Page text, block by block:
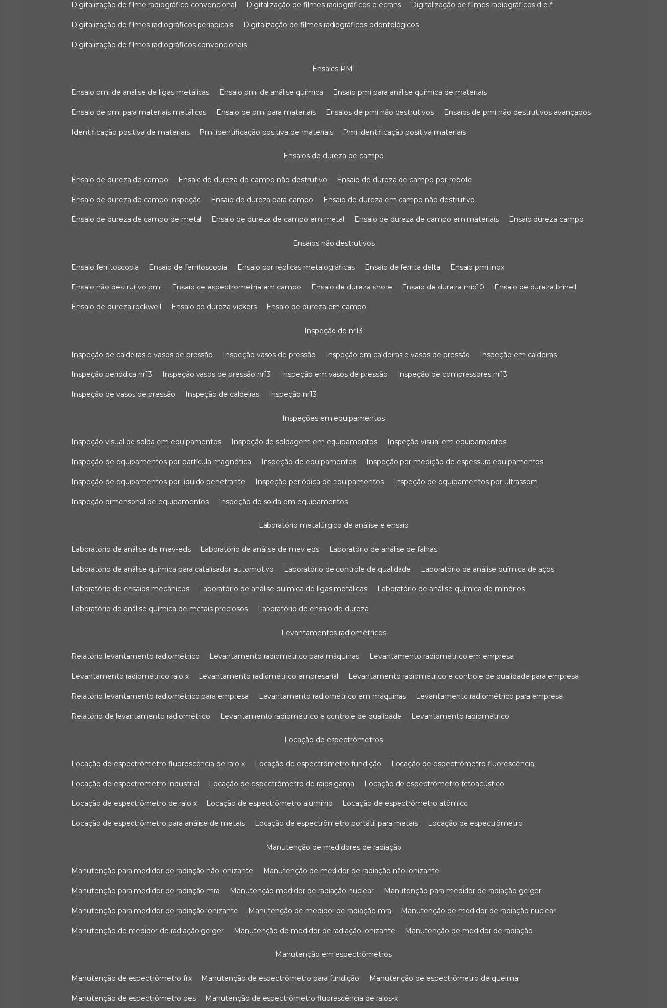
digitalização de filme radiográfico convencional digitalização de filmes radiográficos e ecrans digitalização de filmes radiográficos d e f
digitalização de filmes radiográficos periapicais digitalização de filmes radiográficos odontológicos
digitalização de filmes radiográficos convencionais
ensaios PMI
ensaio pmi de análise de ligas metálicas ensaio pmi de análise química ensaio pmi para análise química de materiais
ensaio de pmi para materiais metálicos ensaio de pmi para materiais ensaios de pmi não destrutivos ensaios de pmi não destrutivos avançados
identificação positiva de materiais pmi identificação positiva de materiais pmi identificação positiva materiais
ensaios de dureza de campo
ensaio de dureza de campo ensaio de dureza de campo não destrutivo ensaio de dureza de campo por rebote
ensaio de dureza de campo inspeção ensaio de dureza para campo ensaio de dureza em campo não destrutivo
ensaio de dureza de campo de metal ensaio de dureza de campo em metal ensaio de dureza de campo em materiais ensaio dureza campo
ensaios não destrutivos
ensaio ferritoscopia ensaio de ferritoscopia ensaio por réplicas metalográficas ensaio de ferrita delta ensaio pmi inox
ensaio não destrutivo pmi ensaio de espectrometria em campo ensaio de dureza shore ensaio de dureza mic10 ensaio de dureza brinell
ensaio de dureza rockwell ensaio de dureza vickers ensaio de dureza em campo
inspeção de nr13
inspeção de caldeiras e vasos de pressão inspeção vasos de pressão inspeção em caldeiras e vasos de pressão inspeção em caldeiras
inspeção periódica nr13 inspeção vasos de pressão nr13 inspeção em vasos de pressão inspeção de compressores nr13
inspeção de vasos de pressão inspeção de caldeiras inspeção nr13
inspeções em equipamentos
inspeção visual de solda em equipamentos inspeção de soldagem em equipamentos inspeção visual em equipamentos
inspeção de equipamentos por partícula magnética inspeção de equipamentos inspeção por medição de espessura equipamentos
inspeção de equipamentos por liquido penetrante inspeção periódica de equipamentos inspeção de equipamentos por ultrassom
inspeção dimensonal de equipamentos inspeção de solda em equipamentos
laboratório metalúrgico de análise e ensaio
laboratório de análise de mev-eds laboratório de análise de mev eds laboratório de análise de falhas
laboratório de análise química para catalisador automotivo laboratório de controle de qualidade laboratório de análise química de aços
laboratório de ensaios mecânicos laboratório de análise química de ligas metálicas laboratório de análise química de minérios
laboratório de análise química de metais preciosos laboratório de ensaio de dureza
levantamentos radiométricos
relatório levantamento radiométrico levantamento radiométrico para máquinas levantamento radiométrico em empresa
levantamento radiométrico raio x levantamento radiométrico empresarial levantamento radiométrico e controle de qualidade para empresa
relatório levantamento radiométrico para empresa levantamento radiométrico em máquinas levantamento radiométrico para empresa
relatório de levantamento radiométrico levantamento radiométrico e controle de qualidade levantamento radiométrico
locação de espectrômetros
locação de espectrômetro fluorescência de raio x locação de espectrômetro fundição locação de espectrômetro fluorescência
locação de espectrometro industrial locação de espectrômetro de raios gama locação de espectrômetro fotoacústico
locação de espectrômetro de raio x locação de espectrômetro alumínio locação de espectrômetro atômico
locação de espectrômetro para análise de metais locação de espectrômetro portátil para metais locação de espectrômetro
manutenção de medidores de radiação
manutenção para medidor de radiação não ionizante manutenção de medidor de radiação não ionizante
manutenção para medidor de radiação mra manutenção medidor de radiação nuclear manutenção para medidor de radiação geiger
manutenção para medidor de radiação ionizante manutenção de medidor de radiação mra manutenção de medidor de radiação nuclear
manutenção de medidor de radiação geiger manutenção de medidor de radiação ionizante manutenção de medidor de radiação
manutenção em espectrômetros
manutenção de espectrômetro frx manutenção de espectrômetro para fundição manutenção de espectrômetro de queima
manutenção de espectrômetro oes manutenção de espectrômetro fluorescência de raios-x